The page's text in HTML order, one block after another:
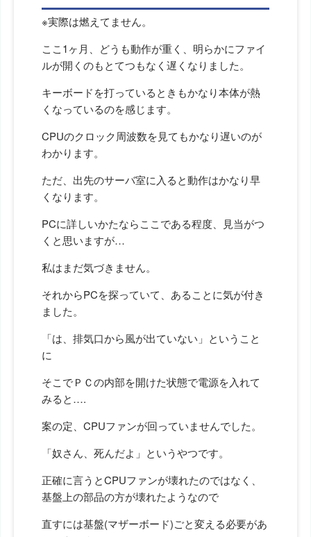
※実際は燃えてません。
ここ1ヶ月、どうも動作が重く、明らかにファイ
ルが開くのもとてつもなく遅くなりました。
キーボードを打っているときもかなり本体が熱
くなっているのを感じます。
CPUのクロック周波数を見てもかなり遅いのが
わかります。
ただ、出先のサーバ室に入ると動作はかなり早
くなります。
PCに詳しいかたならここである程度、見当がつ
くと思いますが…
私はまだ気づきません。
それからPCを探っていて、あることに気が付き
ました。
「は、排気口から風が出ていない」ということ
に
そこでＰＣの内部を開けた状態で電源を入れて
みると….
案の定、CPUファンが回っていませんでした。
「奴さん、死んだよ」というやつです。
正確に言うとCPUファンが壊れたのではなく、
基盤上の部品の方が壊れたようなので
直すには基盤(マザーボード)ごと変える必要があ